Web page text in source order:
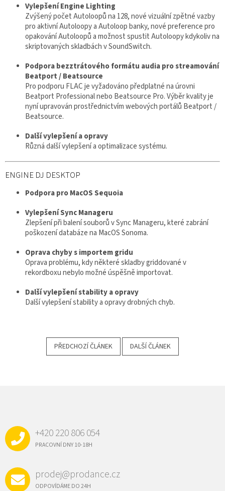
Vylepšení Engine Lighting
Zvýšený počet Autoloopů na 128, nové vizuální zpětné vazby
pro aktivní Autoloopy a Autoloop banky, nové preference pro
opakování Autoloopů a možnost spustit Autoloopy kdykoliv na
skriptovaných skladbách v SoundSwitch.
Podpora bezztrátového formátu audia pro streamování
Beatport / Beatsource
Pro podporu FLAC je vyžadováno předplatné na úrovni
Beatport Professional nebo Beatsource Pro. Výběr kvality je
nyní upravován prostřednictvím webových portálů Beatport /
Beatsource.
Další vylepšení a opravy
Různá další vylepšení a optimalizace systému.
ENGINE DJ DESKTOP
Podpora pro MacOS Sequoia
Vylepšení Sync Manageru
Zlepšení při balení souborů v Sync Manageru, které zabrání
poškození databáze na MacOS Sonoma.
Oprava chyby s importem gridu
Oprava problému, kdy některé skladby griddované v
rekordboxu nebylo možné úspěšně importovat.
Další vylepšení stability a opravy
Další vylepšení stability a opravy drobných chyb.
PŘEDCHOZÍ ČLÁNEK DALŠÍ ČLÁNEK
+420 220 806 054
PRACOVNÍ DNY 10-18H
prodej@prodance.cz
ODPOVÍDÁME DO 24H